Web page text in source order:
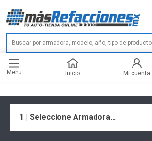
Menu Inicio Mi cuenta
1 | Seleccione Armadora...